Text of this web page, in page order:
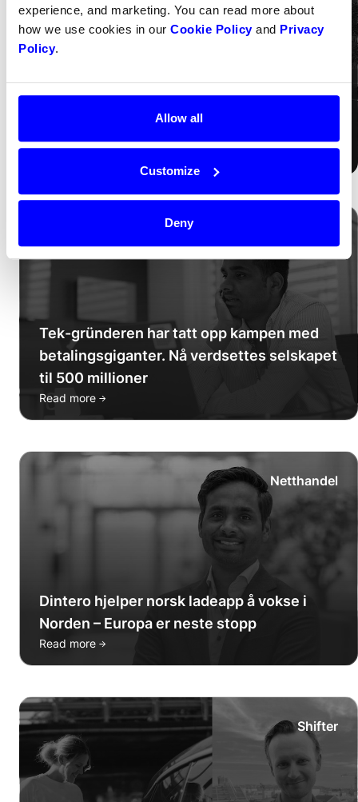
experience, and marketing. You can read more about
how we use cookies in our Cookie Policyand Privacy
Policy.
Allow all
Customize
Deny
Dintero fosser fremover og verdivurderes
Read more→
Tek-gründeren har tatt opp kampen med
betalingsgiganter. Nå verdsettes selskapet
til 500 millioner
Read more →
Netthandel
Dintero hjelper norsk ladeapp å vokse i
Norden – Europa er neste stopp
Read more →
Shifter